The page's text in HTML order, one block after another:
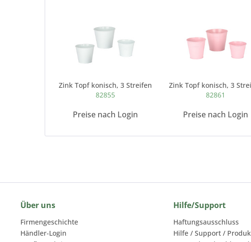
Zink Topf konisch, 3 Streifen
82855
Preise nach Login
Zink Topf konisch, 3
82861
Preise nach Login
Über uns
Firmengeschichte
Händler-Login
Hilfe/Support
Haftungsausschluss
Hilfe / Support /